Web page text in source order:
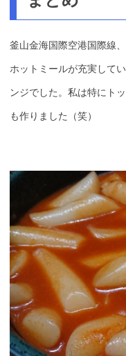
釜山金海国際空港国際線
ホットミールが充実して
ンジでした。私は特にト
も作りました（笑）